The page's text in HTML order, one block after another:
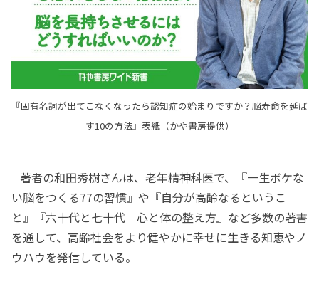
『固有名詞が出てこなくなったら認知症の始まりですか？脳寿命を延ば
す10の方法』表紙（かや書房提供）
著者の和田秀樹さんは、老年精神科医で、『一生ボケな
い脳をつくる77の習慣』や『自分が高齢なるというこ
と』『六十代と七十代 心と体の整え方』など多数の著書
を通して、高齢社会をより健やかに幸せに生きる知恵やノ
ウハウを発信している。